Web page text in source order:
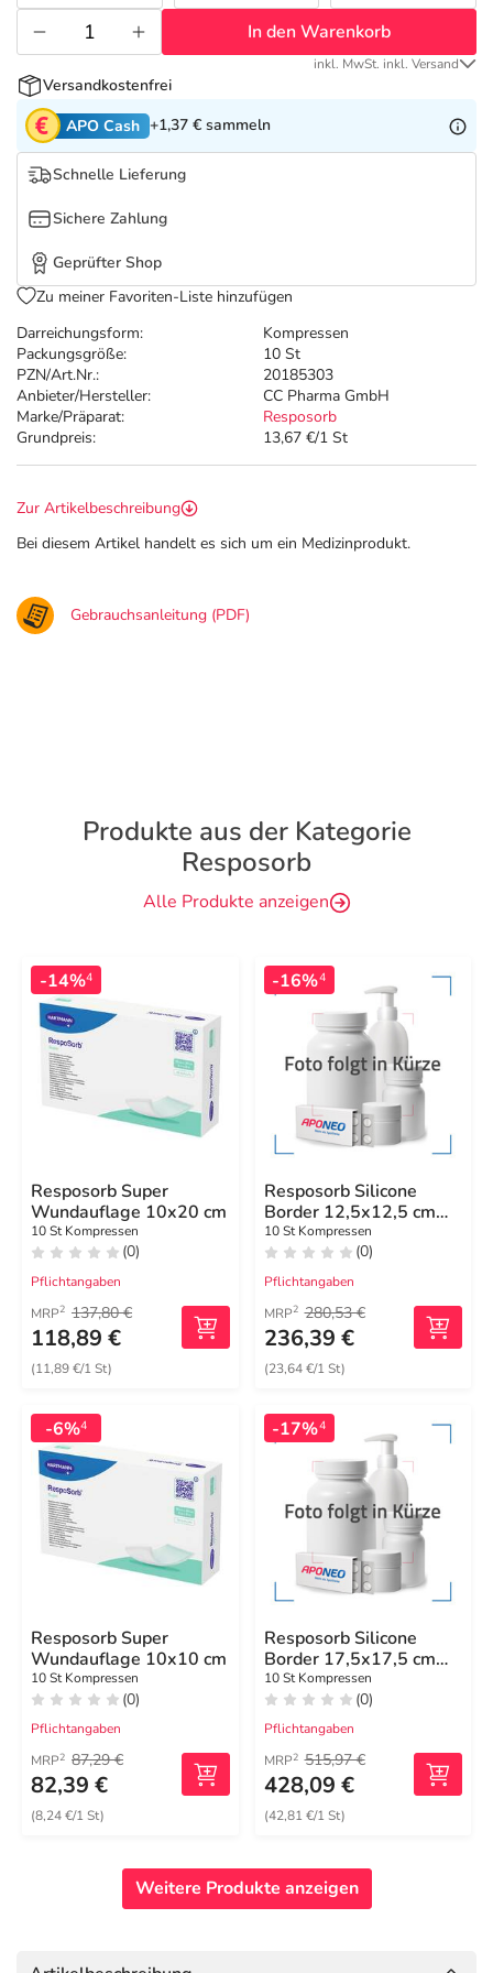
Vitamine & Mineralstoffe
Darreichungsform:
Kompressen
Packungsgröße:
10 St
PZN/Art.Nr.:
20185303
Anbieter/Hersteller:
CC Pharma GmbH
Marke/Präparat:
Resposorb
Grundpreis:
13,67 €/1 St
In den Warenkorb
inkl. MwSt. inkl. Versand
Versandkostenfrei
APO Cash +1,37 € sammeln
Schnelle Lieferung
Sichere Zahlung
Geprüfter Shop
Zu meiner Favoriten-Liste hinzufügen
Zur Artikelbeschreibung
Bei diesem Artikel handelt es sich um ein Medizinprodukt.
Gebrauchsanleitung (PDF)
Produkte aus der Kategorie
Resposorb
Alle Produkte anzeigen
-14%4
Resposorb Super
Wundauflage 10x20 cm
10 St Kompressen
(0)
Pflichtangaben
MRP2 137,80 €
118,89 €
(11,89 €/1 St)
-16%4
Resposorb Silicone
Border 12,5x12,5 cm
Kompressen
10 St Kompressen
(0)
Pflichtangaben
MRP2 280,53 €
236,39 €
(23,64 €/1 St)
-6%4
Resposorb Super
Wundauflage 10x10 cm
10 St Kompressen
(0)
Pflichtangaben
MRP2 87,29 €
82,39 €
(8,24 €/1 St)
-17%4
Resposorb Silicone
Border 17,5x17,5 cm
Kompressen
10 St Kompressen
(0)
Pflichtangaben
MRP2 515,97 €
428,09 €
(42,81 €/1 St)
Weitere Produkte anzeigen